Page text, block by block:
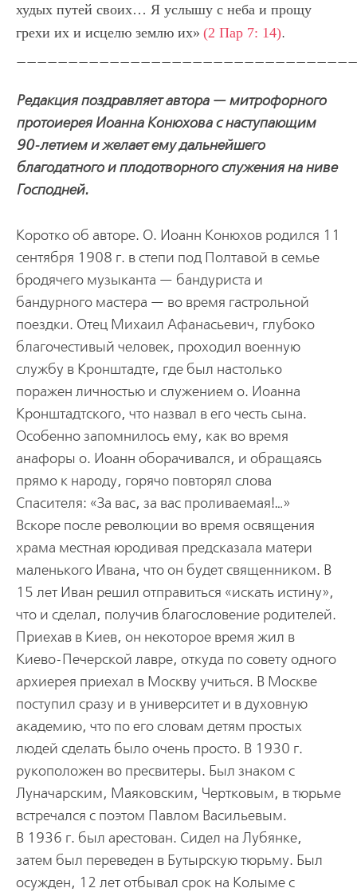
худых путей своих… Я услышу с неба и прощу
грехи их и исцелю землю их
(2 Пар 7: 14).
Редакция поздравляет автора — митрофорного
протоиерея Иоанна Конюхова с наступающим
90-летием и желает ему дальнейшего
благодатного и плодотворного служения на ниве
Господней.
Коротко об авторе. О. Иоанн Конюхов родился 11
сентября 1908 г. в степи под Полтавой в семье
бродячего музыканта — бандуриста и
бандурного мастера — во время гастрольной
поездки. Отец Михаил Афанасьевич, глубоко
благочестивый человек, проходил военную
службу в Кронштадте, где был настолько
поражен личностью и служением о. Иоанна
Кронштадтского, что назвал в его честь сына.
Особенно запомнилось ему, как во время
анафоры о. Иоанн оборачивался, и обращаясь
прямо к народу, горячо повторял слова
Спасителя: «За вас, за вас проливаемая!…»
Вскоре после революции во время освящения
храма местная юродивая предсказала матери
маленького Ивана, что он будет священником. В
15 лет Иван решил отправиться «искать истину»,
что и сделал, получив благословение родителей.
Приехав в Киев, он некоторое время жил в
Киево-Печерской лавре, откуда по совету одного
архиерея приехал в Москву учиться. В Москве
поступил сразу и в университет и в духовную
академию, что по его словам детям простых
людей сделать было очень просто. В 1930 г.
рукоположен во пресвитеры. Был знаком с
Луначарским, Маяковским, Чертковым, в тюрьме
встречался с поэтом Павлом Васильевым.
В 1936 г. был арестован. Сидел на Лубянке,
затем был переведен в Бутырскую тюрьму. Был
осужден, 12 лет отбывал срок на Колыме с